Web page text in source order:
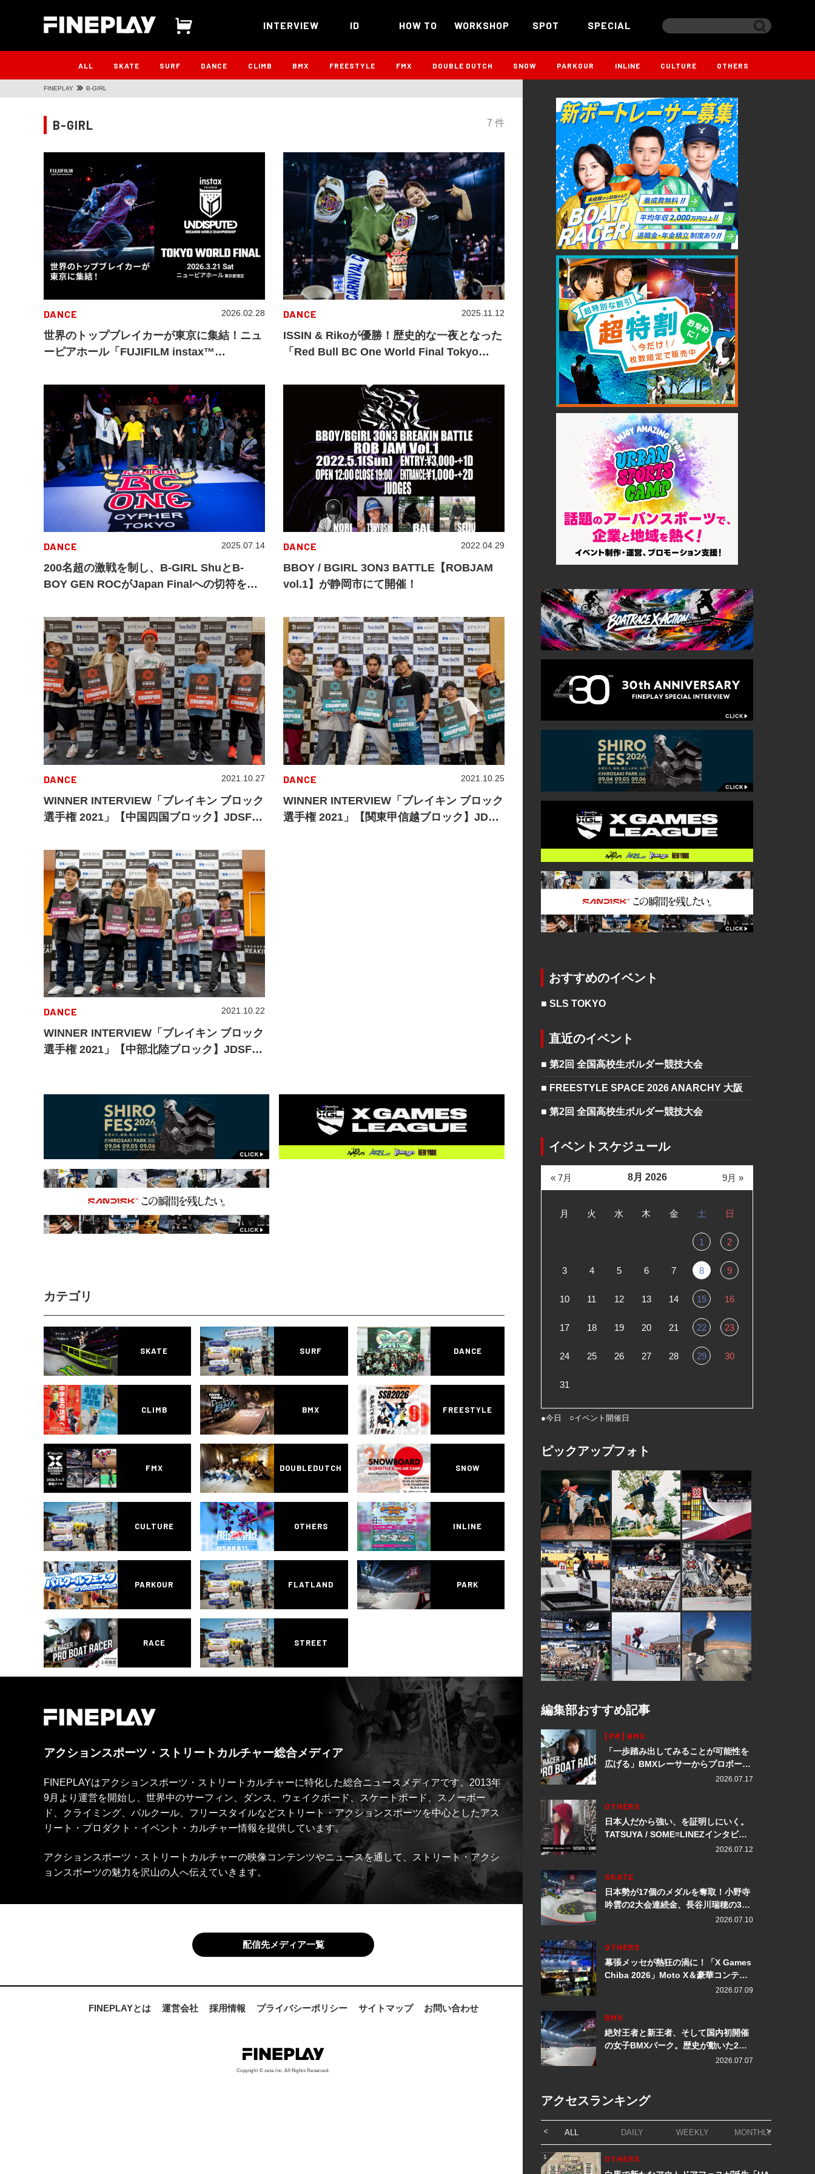
INTERVIEW ID HOW TO WORKSHOP SPOT SPECIAL
ALL SKATE SURF DANCE CLIMB BMX FREESTYLE FMX DOUBLE DUTCH SNOW PARKOUR INLINE CULTURE OTHERS
FINEPLAY B-GIRL
7 件
B-GIRL
DANCE
世界のトップブレイカーが東京に集結！ニュ
ーピアホール「FUJIFILM instax™
開催！
2026.02.28 DANCE
ISSIN & Rikoが優勝！歴史的な一夜となった
「Red Bull BC One World Final Tokyo
2025.11.12
DANCE
200名超の激戦を制し、B-GIRL ShuとB-
BOY GEN ROCがJapan Finalへの切符を掴
2025.07.14 DANCE
BBOY / BGIRL 3ON3 BATTLE【ROBJAM
vol.1】が静岡市にて開催！
2022.04.29
DANCE
WINNER INTERVIEW「ブレイキン ブロック
選手権 2021」【中国四国ブロック】JDSF
2021.10.27 DANCE
WINNER INTERVIEW「ブレイキン ブロック
選手権 2021」【関東甲信越ブロック】JDSF
2021.10.25
DANCE
WINNER INTERVIEW「ブレイキン ブロック
選手権 2021」【中部北陸ブロック】JDSF
2021.10.22
カテゴリ
SKATE SURF DANCE
CLIMB BMX FREESTYLE
FMX DOUBLEDUTCH SNOW
CULTURE OTHERS INLINE
PARKOUR FLATLAND PARK
RACE STREET
アクションスポーツ・ストリートカルチャー総合メディア
FINEPLAYはアクションスポーツ・ストリートカルチャーに特化した総合ニュースメディアです。2013年
9月より運営を開始し、世界中のサーフィン、ダンス、ウェイクボード、スケートボード、スノーボー
ド、クライミング、パルクール、フリースタイルなどストリート・アクションスポーツを中心としたアス
リート・プロダクト・イベント・カルチャー情報を提供しています。
アクションスポーツ・ストリートカルチャーの映像コンテンツやニュースを通して、ストリート・アクシ
ョンスポーツの魅力を沢山の人へ伝えていきます。
配信先メディア一覧
FINEPLAYとは 運営会社 採用情報 プライバシーポリシー サイトマップ お問い合わせ
Copyright © zeta Inc. All Rights Reserved.
おすすめのイベント
■ SLS TOKYO
直近のイベント
■ 第2回 全国高校生ボルダー競技大会
■ FREESTYLE SPACE 2026 ANARCHY 大阪
■ 第2回 全国高校生ボルダー競技大会
イベントスケジュール
8月 2026
月 火 水 木 金 土 日
1 2
3 4 5 6 7 8 9
10 11 12 13 14 15 16
17 18 19 20 21 22 23
24 25 26 27 28 29 30
31
« 7月 9月 »
●今日 ○イベント開催日
ピックアップフォト
編集部おすすめ記事
[PR] BMX
「一歩踏み出してみることが可能性を
広げる」BMXレーサーからプロボート
レーサーへ転身。上田龍星が体現する
2026.07.17
OTHERS
日本人だから強い、を証明しにいく。
TATSUYA / SOME≡LINEZインタビュ
2026.07.12
SKATE
日本勢が17個のメダルを奪取！小野寺
吟雲の2大会連続金、長谷川瑞穂の3メ
ダル獲得など数々の快挙をプレイバッ
2026.07.10
OTHERS
幕張メッセが熱狂の渦に！「X Games
Chiba 2026」Moto X＆豪華コンテン
2026.07.09
BMX
絶対王者と新王者、そして国内初開催
の女子BMXパーク。歴史が動いた2日
2026.07.07
アクセスランキング
ALL DAILY WEEKLY MONTHLY
1 OTHERS